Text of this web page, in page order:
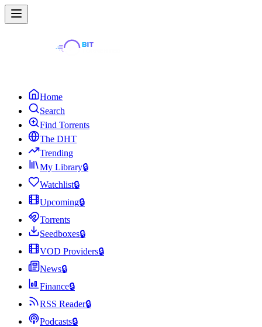
Home
Search
Find Torrents
The DHT
Trending
My Library🔒
Watchlist🔒
Upcoming🔒
Torrents
Seedboxes🔒
VOD Providers🔒
News🔒
Finance🔒
RSS Reader🔒
Podcasts🔒